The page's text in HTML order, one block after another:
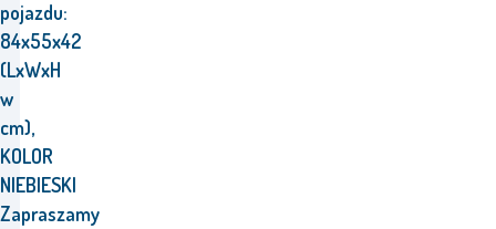
pojazdu:
84x55x42
(LxWxH
w
cm),
KOLOR
NIEBIESKI
Zapraszamy